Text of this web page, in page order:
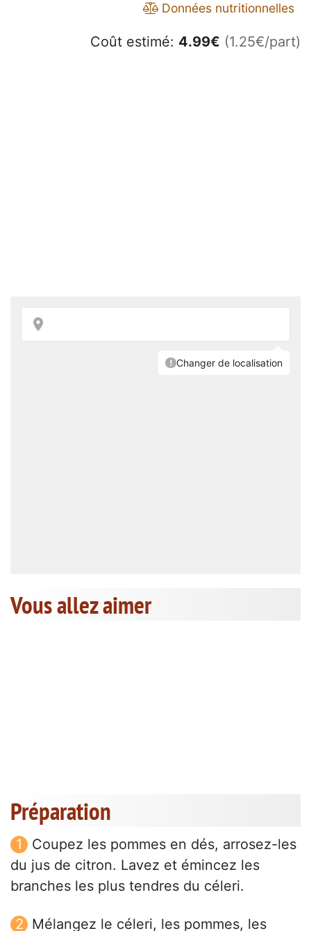
Données nutritionnelles
Coût estimé: 4.99€ (1.25€/part)
Vous allez aimer
Préparation
Coupez les pommes en dés, arrosez-les
du jus de citron. Lavez et émincez les
branches les plus tendres du céleri.
Mélangez le céleri, les pommes, les